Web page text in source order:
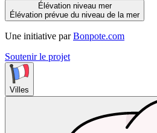
Élévation niveau mer
Élévation prévue du niveau de la mer
Une initiative par Bonpote.com
Soutenir le projet
Villes